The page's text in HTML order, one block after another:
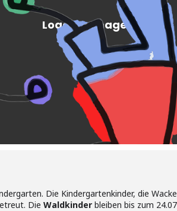
Die Kindergartenkinder, die
Die Waldkinder bleiben bis zum